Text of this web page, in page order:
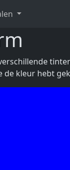
de kleur hebt